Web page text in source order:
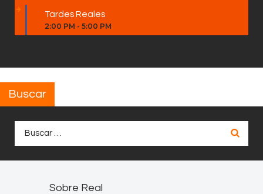
Tardes Reales
2:00 PM - 5:00 PM
Buscar
Sobre Real